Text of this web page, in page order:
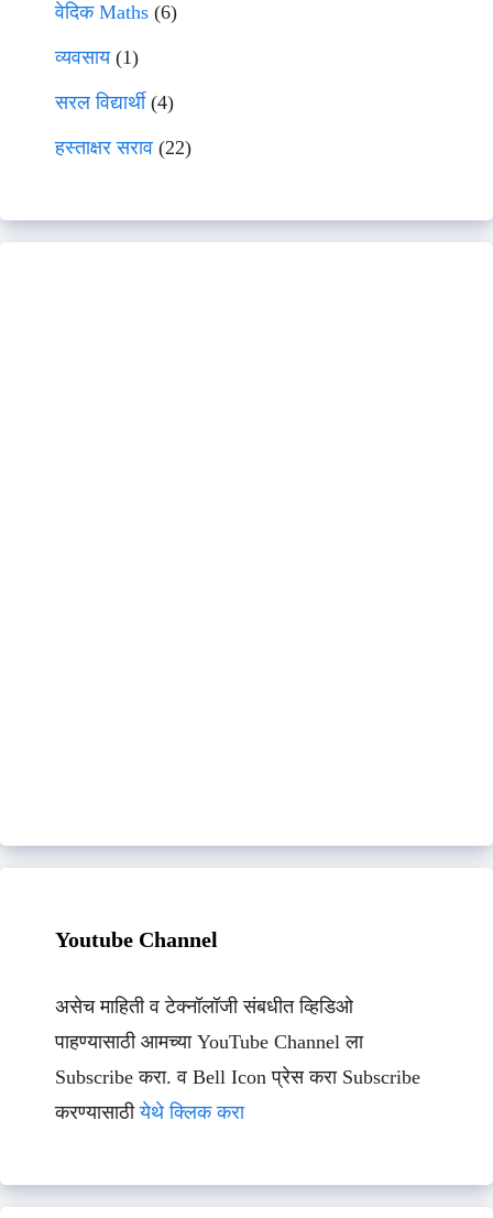
वेदिक Maths (6)
व्यवसाय(1)
सरल विद्यार्थी(4)
हस्ताक्षर सराव (22)
Youtube Channel
असेच माहिती व टेक्नॉलॉजी संबधीत व्हिडिओ
पाहण्यासाठी आमच्या YouTube Channel ला
Subscribe करा. व Bell Icon प्रेस करा Subscribe
करण्यासाठीयेथे क्लिक करा